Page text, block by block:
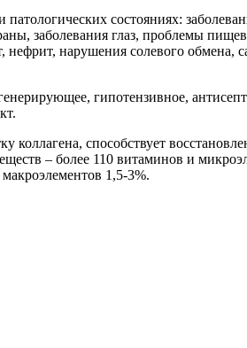
состояниях:
заболевания глаз, проблемы
нарушения солевого обмена,
гипотензивное,
коллагена, способствует
– более 110 витаминов и
1,5-3%.